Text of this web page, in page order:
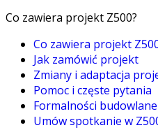
Co zawiera projekt Z500?
Co zawiera projekt
Jak zamówić projekt
Zmiany i adaptacja
Pomoc i częste pytania
Formalności budowlane
Umów spotkanie w